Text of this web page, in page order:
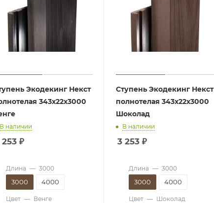
Экодекинг Некст
343х22х3000
В наличии
253₽
Длина — 3000
3000 4000
Цвет — Венге
Ступень Экодекинг Некст
полнотелая 343х22х3000
Шоколад
В наличии
3 253 ₽
Длина — 3000
3000 4000
Цвет — Шоколад